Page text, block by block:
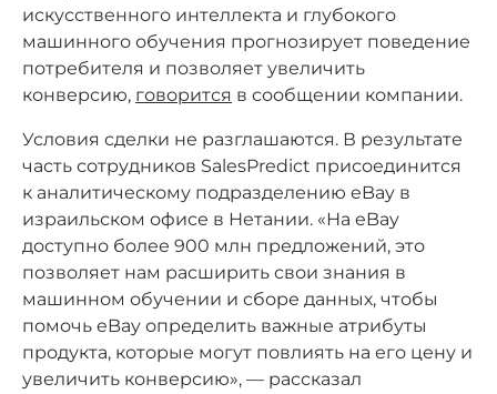
искусственного интеллекта и глубокого
машинного обучения прогнозирует поведение
потребителя и позволяет увеличить
конверсию, говорится в сообщении компании.
Условия сделки не разглашаются. В результате
часть сотрудников SalesPredict присоединится
к аналитическому подразделению eBay в
израильском офисе в Нетании. «На eBay
доступно более 900 млн предложений, это
позволяет нам расширить свои знания в
машинном обучении и сборе данных, чтобы
помочь eBay определить важные атрибуты
продукта, которые могут повлиять на его цену и
увеличить конверсию», — рассказал